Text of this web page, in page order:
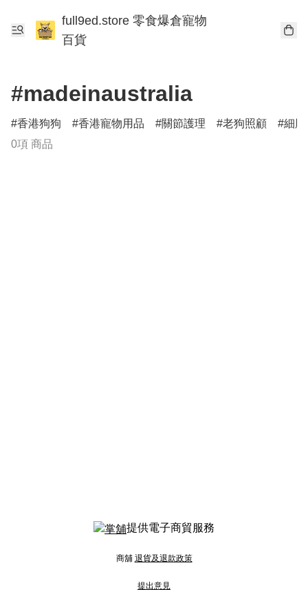
full9ed.store 零食爆倉寵物
百貨
#madeinaustralia
香港狗狗 香港寵物用品 關節護理 老狗照顧
細
0項 商品
提供電子商貿服務
商舖 退貨及退款政策
提出意見